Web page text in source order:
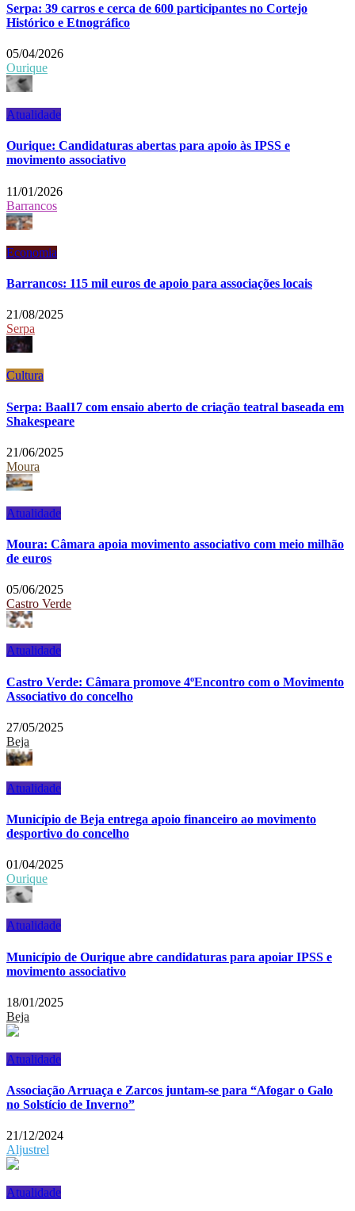
Serpa: 39 carros e cerca de 600 participantes no Cortejo
Histórico e Etnográfico
05/04/2026
Ourique
Atualidade
Ourique: Candidaturas abertas para apoio às IPSS e
movimento associativo
11/01/2026
Barrancos
Economia
Barrancos: 115 mil euros de apoio para associações locais
21/08/2025
Serpa
Cultura
Serpa: Baal17 com ensaio aberto de criação teatral baseada em
Shakespeare
21/06/2025
Moura
Atualidade
Moura: Câmara apoia movimento associativo com meio milhão
de euros
05/06/2025
Castro Verde
Atualidade
Castro Verde: Câmara promove 4ºEncontro com o Movimento
Associativo do concelho
27/05/2025
Beja
Atualidade
Município de Beja entrega apoio financeiro ao movimento
desportivo do concelho
01/04/2025
Ourique
Atualidade
Município de Ourique abre candidaturas para apoiar IPSS e
movimento associativo
18/01/2025
Beja
Atualidade
Associação Arruaça e Zarcos juntam-se para “Afogar o Galo
no Solstício de Inverno”
21/12/2024
Aljustrel
Atualidade